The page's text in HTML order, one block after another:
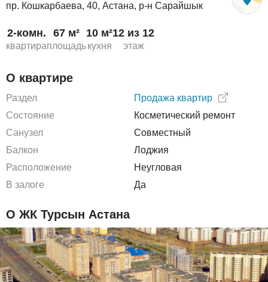
пр. Кошкарбаева, 40, Астана, р-н Сарайшык
2-комн.
квартира
67 м²
площадь
10 м²
кухня
12 из 12
этаж
О квартире
Раздел
Продажа квартир
Состояние
Косметический ремонт
Санузел
Совместный
Балкон
Лоджия
Расположение
Неугловая
В залоге
Да
О ЖК Турсын Астана